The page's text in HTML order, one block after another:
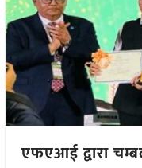
एफएआई द्वारा